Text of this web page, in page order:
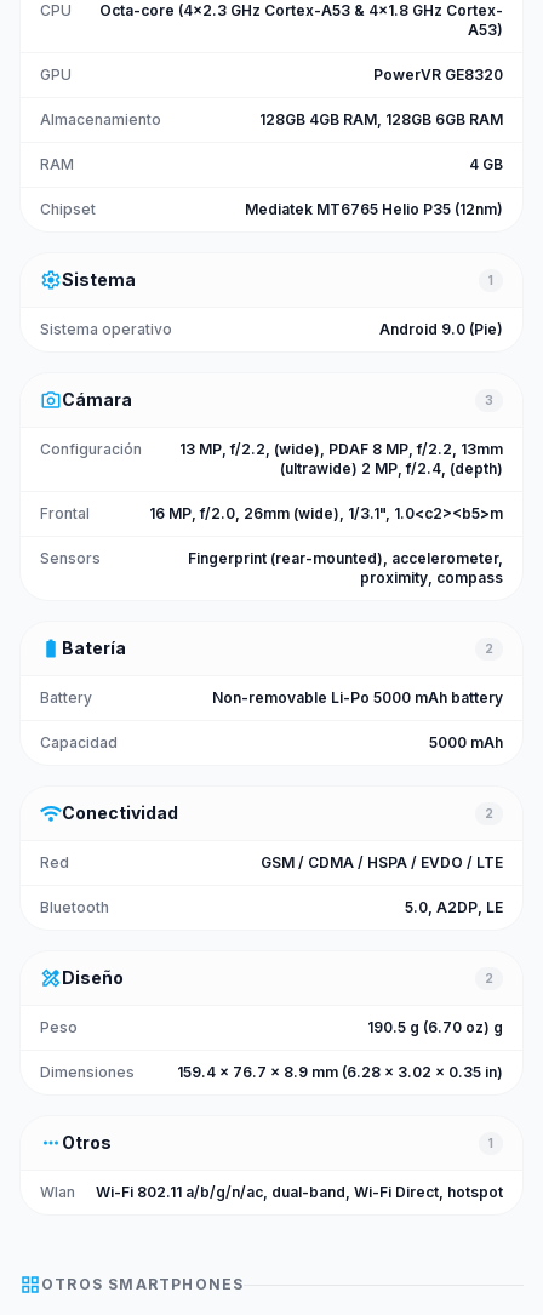
CPU
Octa-core (4x2.3 GHz Cortex-A53 & 4x1.8 GHz Cortex-
A53)
GPU PowerVR GE8320
Almacenamiento 128GB 4GB RAM, 128GB 6GB RAM
RAM 4 GB
Chipset Mediatek MT6765 Helio P35 (12nm)
settingsSistema 1
Sistema operativo Android 9.0 (Pie)
photo_cameraCámara 3
Configuración
13 MP, f/2.2, (wide), PDAF 8 MP, f/2.2, 13mm
(ultrawide) 2 MP, f/2.4, (depth)
Frontal 16 MP, f/2.0, 26mm (wide), 1/3.1", 1.0<c2><b5>m
Sensors
Fingerprint (rear-mounted), accelerometer,
proximity, compass
battery_full Batería 2
Battery Non-removable Li-Po 5000 mAh battery
Capacidad 5000 mAh
wifiConectividad 2
Red GSM / CDMA / HSPA / EVDO / LTE
Bluetooth 5.0, A2DP, LE
design_servicesDiseño 2
Peso 190.5 g (6.70 oz) g
Dimensiones 159.4 x 76.7 x 8.9 mm (6.28 x 3.02 x 0.35 in)
more_horiz Otros 1
Wlan Wi-Fi 802.11 a/b/g/n/ac, dual-band, Wi-Fi Direct, hotspot
grid_view OTROS SMARTPHONES